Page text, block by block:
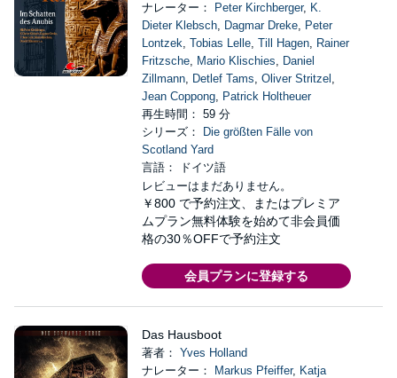
ナレーター：
Peter Kirchberger, K.
Dieter Klebsch, Dagmar Dreke, Peter
Lontzek, Tobias Lelle, Till Hagen, Rainer
Fritzsche, Mario Klischies, Daniel
Zillmann, Detlef Tams, Oliver Stritzel ,
Jean Coppong, Patrick Holtheuer
再生時間： 59 分
シリーズ：
Die größten Fälle von
Scotland Yard
言語： ドイツ語
レビューはまだありません。
￥800 で予約注文、またはプレミア
ムプラン無料体験を始めて非会員価
格の30％OFFで予約注文
会員プランに登録する
Das Hausboot
著者： Yves Holland
ナレーター：
Markus Pfeiffer, Katja